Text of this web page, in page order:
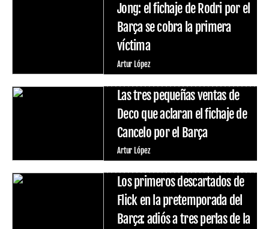
Jong: el fichaje de Rodri por el
Barça se cobra la primera
víctima
Artur López
Las tres pequeñas ventas de
Deco que aclaran el fichaje de
Cancelo por el Barça
Artur López
Los primeros descartados de
Flick en la pretemporada del
Barça: adiós a tres perlas de la